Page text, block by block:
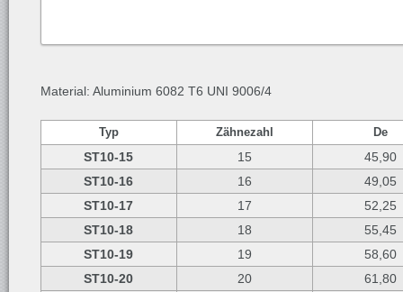
Material: Aluminium 6082 T6 UNI 9006/4
Typ Zähnezahl De
ST10-15 15
45,90
ST10-16
16
49,05
ST10-17
17
52,25
ST10-18
18
55,45
ST10-19
19
58,60
ST10-20
20
61,80